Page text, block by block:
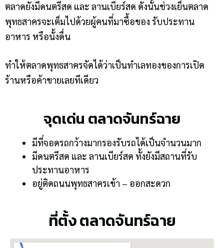
ตลาดยังมีดนตรีสด และ ลานเบียร์สด ดังนั้นช่วงเย็นตลาด
พุทธสาครจะเต็มไปด้วยผู้คนที่มาซื้อของ รับประทาน
อาหาร หรือนั้งดื่น
ทำให้ตลาดพุทธสาครจัดได้ว่าเป็นทำเลทองของการเปิด
ร้านหรือค้าขายเลยทีเดียว
จุดเด่น ตลาดจันทร์ฉาย
มีที่จอดรถกว้างมากรองรับรถได้เป็นจำนวนมาก
มีดนตรีสด และ ลานเบียร์สด ทั้งยังมีสถานที่รับ
ประทานอาหาร
อยู่ติดถนนพุทธสาครเข้า – ออกสะดวก
ที่ตั้ง ตลาดจันทร์ฉาย